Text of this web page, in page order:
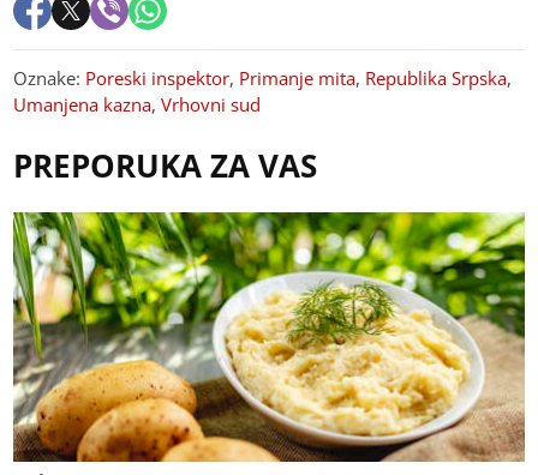
Oznake: Poreski inspektor, Primanje mita, Republika Srpska,
Umanjena kazna,Vrhovni sud
PREPORUKA ZA VAS